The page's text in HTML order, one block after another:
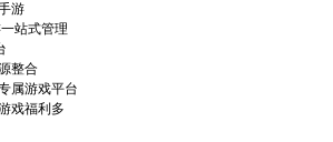
游
一站式管理
整合
属游戏平台
戏福利多